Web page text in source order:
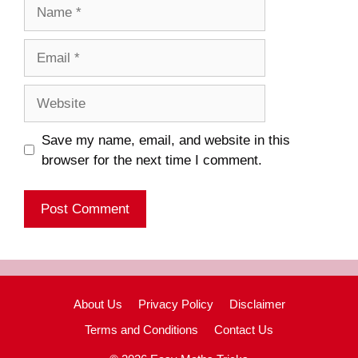
Save my name, email, and website in this
browser for the next time I comment.
About Us Privacy Policy
Disclaimer
Terms and Conditions
Contact Us